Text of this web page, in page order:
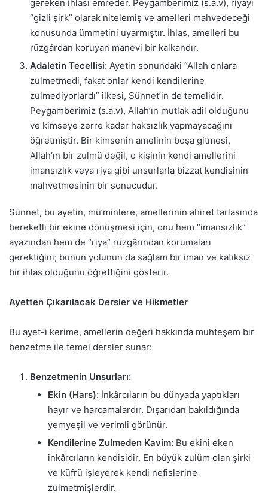
gereken ihlası emreder. Peygamberimiz (s.a.v), riyayı
“gizli şirk” olarak nitelemiş ve amelleri mahvedeceği
konusunda ümmetini uyarmıştır. İhlas, amelleri bu
rüzgârdan koruyan manevi bir kalkandır.
Adaletin Tecellisi: Ayetin sonundaki “Allah onlara
zulmetmedi, fakat onlar kendi kendilerine
zulmediyorlardı” ilkesi, Sünnet’in de temelidir.
Peygamberimiz (s.a.v), Allah’ın mutlak adil olduğunu
ve kimseye zerre kadar haksızlık yapmayacağını
öğretmiştir. Bir kimsenin amelinin boşa gitmesi,
Allah’ın bir zulmü değil, o kişinin kendi amellerini
imansızlık veya riya gibi unsurlarla bizzat kendisinin
mahvetmesinin bir sonucudur.
Sünnet, bu ayetin, mü’minlere, amellerinin ahiret tarlasında
bereketli bir ekine dönüşmesi için, onu hem “imansızlık”
ayazından hem de “riya” rüzgârından korumaları
gerektiğini; bunun yolunun da sağlam bir iman ve katıksız
bir ihlas olduğunu öğrettiğini gösterir.
Ayetten Çıkarılacak Dersler ve Hikmetler
Bu ayet-i kerime, amellerin değeri hakkında muhteşem bir
benzetme ile temel dersler sunar:
Benzetmenin Unsurları:
Ekin (Hars): İnkârcıların bu dünyada yaptıkları
hayır ve harcamalardır. Dışarıdan bakıldığında
yemyeşil ve verimli görünür.
Kendilerine Zulmeden Kavim: Bu ekini eken
inkârcıların kendisidir. En büyük zulüm olan şirki
ve küfrü işleyerek kendi nefislerine
zulmetmişlerdir.